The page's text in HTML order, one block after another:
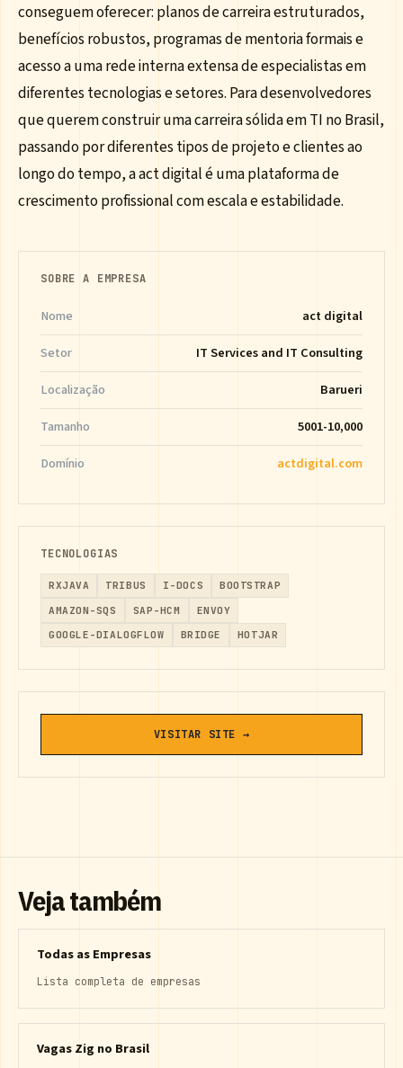
conseguem oferecer: planos de carreira estruturados,
benefícios robustos, programas de mentoria formais e
acesso a uma rede interna extensa de especialistas em
diferentes tecnologias e setores. Para desenvolvedores
que querem construir uma carreira sólida em TI no Brasil,
passando por diferentes tipos de projeto e clientes ao
longo do tempo, a act digital é uma plataforma de
crescimento profissional com escala e estabilidade.
SOBRE A EMPRESA
Nome
act digital
Setor
IT Services and IT Consulting
Localização
Barueri
Tamanho
5001-10,000
Domínio
actdigital.com
TECNOLOGIAS
RXJAVA TRIBUS I-DOCS
BOOTSTRAP
AMAZON-SQS
SAP-HCM
ENVOY
GOOGLE-DIALOGFLOW
BRIDGE HOTJAR
VISITAR SITE →
Veja também
Todas as Empresas
Lista completa de empresas
Vagas Zig no Brasil